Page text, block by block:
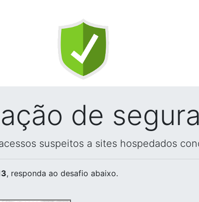
de
suspeitos a sites hospedados
, responda ao desafio abaixo.